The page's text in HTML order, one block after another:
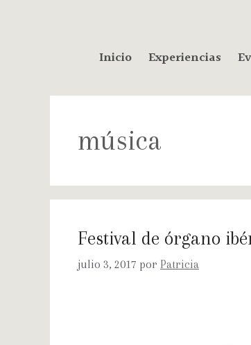
Inicio Experiencias
música
Festival de órgano
julio 3, 2017 por Patricia